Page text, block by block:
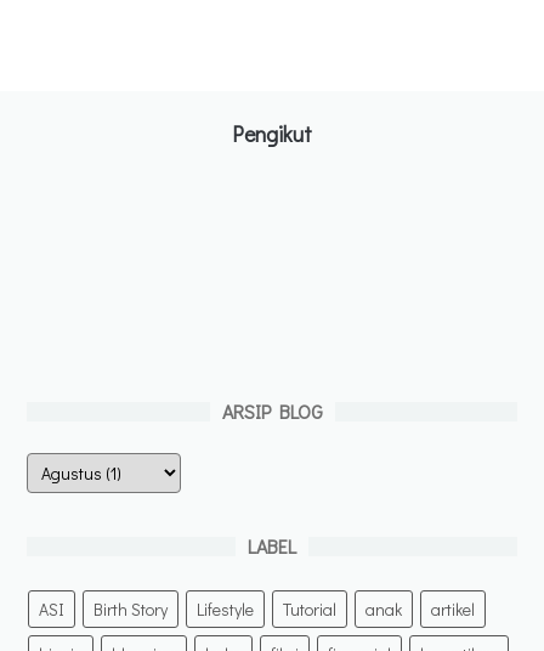
Pengikut
ARSIP BLOG
LABEL
ASI Birth Story Lifestyle Tutorial anak
artikel